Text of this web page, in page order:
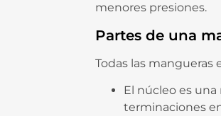
menores presiones.
Partes de una
Todas las
El núcleo es
terminaciones